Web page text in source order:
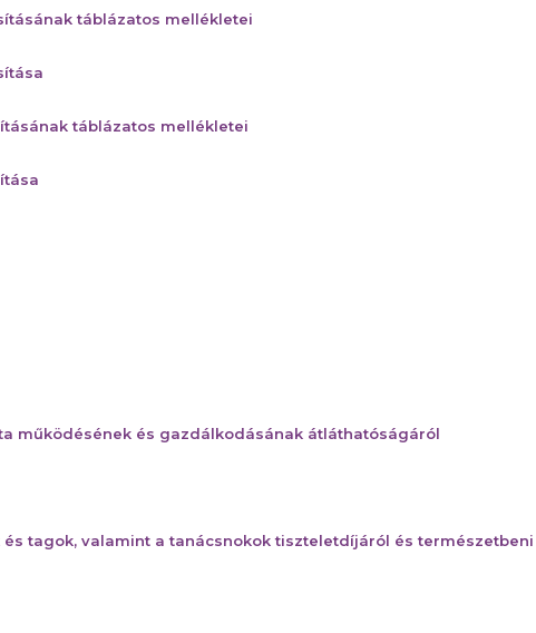
táblázatos mellékletei
táblázatos mellékletei
működésének és gazdálkodásának átláthatóságáról
tagok, valamint a tanácsnokok tiszteletdíjáról és természetbeni